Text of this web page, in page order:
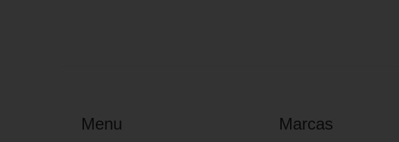
Menu Marcas